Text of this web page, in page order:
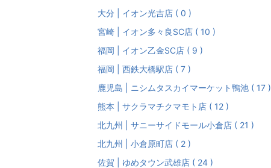
大分 | イオン光吉店 ( 0 )
宮崎 | イオン多々良SC店 ( 10 )
福岡 | イオン乙金SC店 ( 9 )
福岡 | 西鉄大橋駅店 ( 7 )
鹿児島 | ニシムタスカイマーケット鴨池 ( 17 )
熊本 | サクラマチクマモト店 ( 12 )
北九州 | サニーサイドモール小倉店 ( 21 )
北九州 | 小倉原町店 ( 2 )
佐賀 | ゆめタウン武雄店 ( 24 )